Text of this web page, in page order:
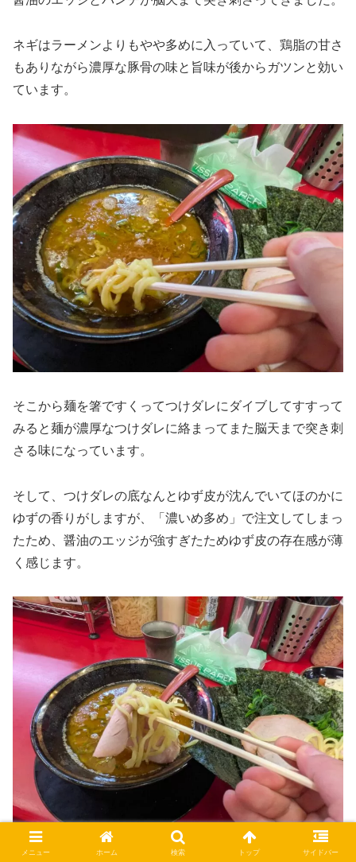
ネギはラーメンよりもやや多めに入っていて、鶏脂の甘さ
もありながら濃厚な豚骨の味と旨味が後からガツンと効い
ています。
そこから麺を箸ですくってつけダレにダイブしてすすって
みると麺が濃厚なつけダレに絡まってまた脳天まで突き刺
さる味になっています。
そして、つけダレの底なんとゆず皮が沈んでいてほのかに
ゆずの香りがしますが、「濃いめ多め」で注文してしまっ
たため、醤油のエッジが強すぎたためゆず皮の存在感が薄
く感じます。
メニュー ホーム 検索 トップ サイドバー